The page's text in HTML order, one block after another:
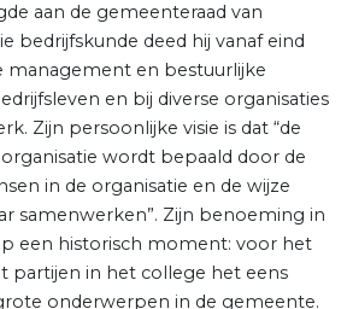
aan de gemeenteraad van
bedrijfskunde deed hij vanaf eind
management en bestuurlijke
en bij diverse organisaties
Zijn persoonlijke visie is dat “de
wordt bepaald door de
in de organisatie en de wijze
samenwerken”. Zijn benoeming in
een historisch moment: voor het
partijen in het college het eens
onderwerpen in de gemeente.